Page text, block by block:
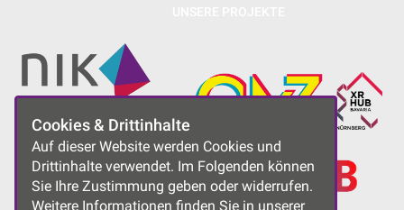
Cookies & Drittinhalte
Auf dieser Website werden Cookies und
Drittinhalte verwendet. Im Folgenden können
Sie Ihre Zustimmung geben oder widerrufen.
Weitere Informationen finden Sie in unserer